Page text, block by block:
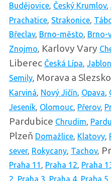
Budějovice, Český Krumlov,
Prachatice, Strakonice,
Břeclav, Brno-město, Brno-
Znojmo, Karlovy Vary
Liberec Česká Lípa,
Semily, Morava a Slezsko
Karviná, Nový Jičín, Opava,
Jeseník, Olomouc, Přerov,
Pardubice Chrudim,
Plzeň Domažlice, Klatovy,
sever, Rokycany, Tachov,
Praha 11 , Praha 12, Praha
2 Praha 3 Praha 4, Praha 5